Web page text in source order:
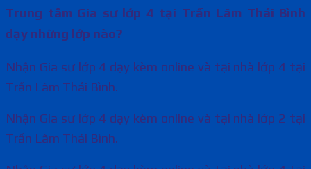
Trung tâm Gia sư lớp 4 tại Trần Lãm Thái Bình
dạy những lớp nào?
Nhận Gia sư lớp 4 dạy kèm online và tại nhà lớp 4 tại
Trần Lãm Thái Bình.
Nhận Gia sư lớp 4 dạy kèm online và tại nhà lớp 2 tại
Trần Lãm Thái Bình.